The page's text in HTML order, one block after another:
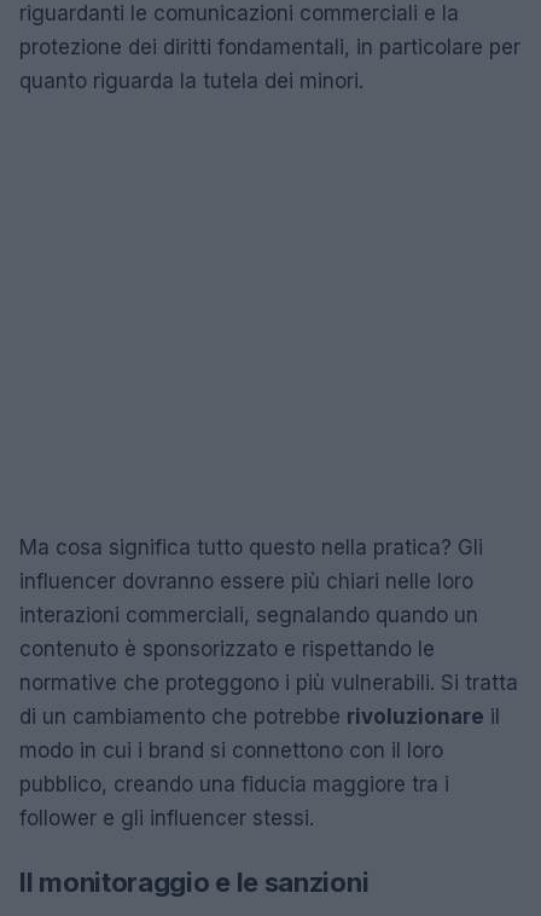
riguardanti le comunicazioni commerciali e la
protezione dei diritti fondamentali, in particolare per
quanto riguarda la tutela dei minori.
Ma cosa significa tutto questo nella pratica? Gli
influencer dovranno essere più chiari nelle loro
interazioni commerciali, segnalando quando un
contenuto è sponsorizzato e rispettando le
normative che proteggono i più vulnerabili. Si tratta
di un cambiamento che potrebbe rivoluzionare il
modo in cui i brand si connettono con il loro
pubblico, creando una fiducia maggiore tra i
follower e gli influencer stessi.
Il monitoraggio e le sanzioni